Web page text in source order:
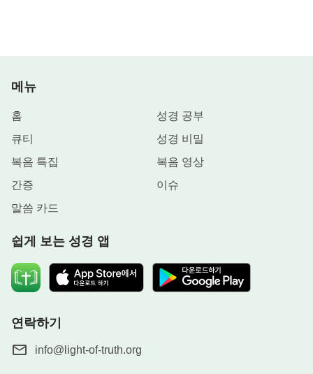
메뉴
홈
성경 공부
큐티
성경 비밀
복음 특집
복음 영상
간증
이슈
말씀 카드
쉽게 보는 성경 앱
연락하기
info@light-of-truth.org